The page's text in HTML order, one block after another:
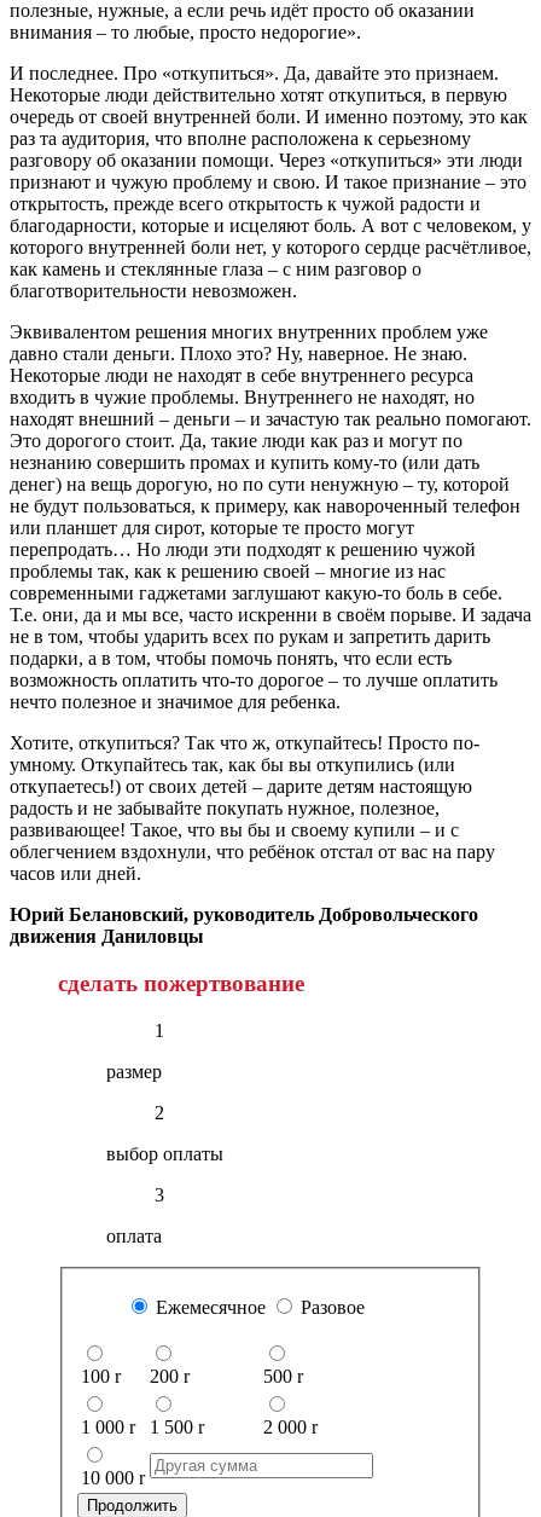
полезные, нужные, а если речь идёт просто об оказании
внимания – то любые, просто недорогие».
И последнее. Про «откупиться». Да, давайте это признаем.
Некоторые люди действительно хотят откупиться, в первую
очередь от своей внутренней боли. И именно поэтому, это как
раз та аудитория, что вполне расположена к серьезному
разговору об оказании помощи. Через «откупиться» эти люди
признают и чужую проблему и свою. И такое признание – это
открытость, прежде всего открытость к чужой радости и
благодарности, которые и исцеляют боль. А вот с человеком, у
которого внутренней боли нет, у которого сердце расчётливое,
как камень и стеклянные глаза – с ним разговор о
благотворительности невозможен.
Эквивалентом решения многих внутренних проблем уже
давно стали деньги. Плохо это? Ну, наверное. Не знаю.
Некоторые люди не находят в себе внутреннего ресурса
входить в чужие проблемы. Внутреннего не находят, но
находят внешний – деньги – и зачастую так реально помогают.
Это дорогого стоит. Да, такие люди как раз и могут по
незнанию совершить промах и купить кому-то (или дать
денег) на вещь дорогую, но по сути ненужную – ту, которой
не будут пользоваться, к примеру, как навороченный телефон
или планшет для сирот, которые те просто могут
перепродать… Но люди эти подходят к решению чужой
проблемы так, как к решению своей – многие из нас
современными гаджетами заглушают какую-то боль в себе.
Т.е. они, да и мы все, часто искренни в своём порыве. И задача
не в том, чтобы ударить всех по рукам и запретить дарить
подарки, а в том, чтобы помочь понять, что если есть
возможность оплатить что-то дорогое – то лучше оплатить
нечто полезное и значимое для ребенка.
Хотите, откупиться? Так что ж, откупайтесь! Просто по-
умному. Откупайтесь так, как бы вы откупились (или
откупаетесь!) от своих детей – дарите детям настоящую
радость и не забывайте покупать нужное, полезное,
развивающее! Такое, что вы бы и своему купили – и с
облегчением вздохнули, что ребёнок отстал от вас на пару
часов или дней.
Юрий Белановский, руководитель Добровольческого
движения Даниловцы
сделать пожертвование
1
размер
2
выбор оплаты
3
оплата
Ежемесячное Разовое
100 r 200 r 500 r
1 000 r 1 500 r 2 000 r
10 000 r
Продолжить